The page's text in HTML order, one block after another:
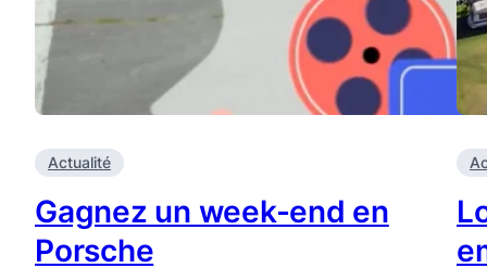
Actualité
Gagnez un week-end en
Porsche